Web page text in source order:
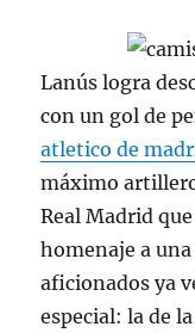
Lanús logra
con un gol de
atletico de
máximo
Real Madrid
homenaje a
aficionados ya
especial: la de